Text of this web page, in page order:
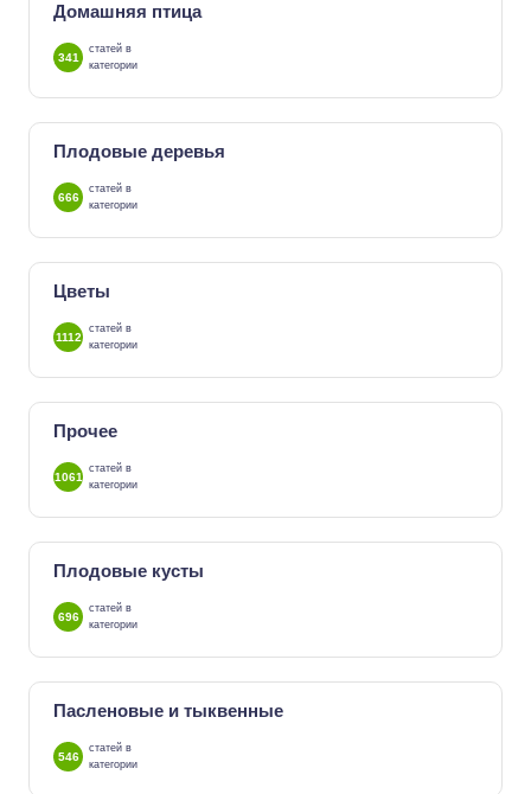
Домашняя птица
341
статей в
категории
Плодовые деревья
666
статей в
категории
Цветы
1112
статей в
категории
Прочее
1061
статей в
категории
Плодовые кусты
696
статей в
категории
Пасленовые и тыквенные
546
статей в
категории